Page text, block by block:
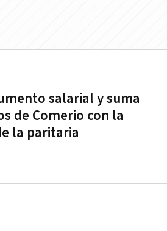
salarial y suma
de Comerio con la
la paritaria